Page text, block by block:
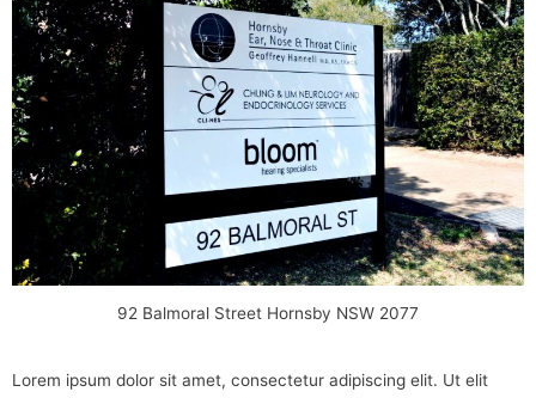
92 Balmoral Street Hornsby NSW 2077
Lorem ipsum dolor sit amet, consectetur adipiscing elit. Ut elit